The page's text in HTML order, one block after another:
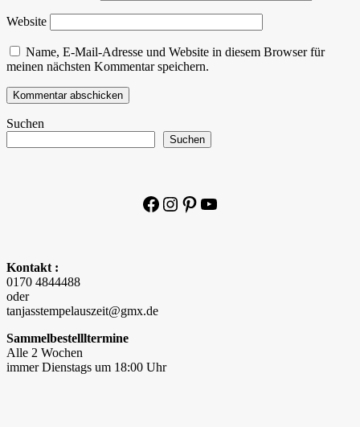
Website
Name, E-Mail-Adresse und Website in diesem Browser für
meinen nächsten Kommentar speichern.
Suchen
Suchen
Facebook
Instagram
Pinterest
YouTube
Kontakt :
0170 4844488
oder
tanjasstempelauszeit@gmx.de
Sammelbestellltermine
Alle 2 Wochen
immer Dienstags um 18:00 Uhr